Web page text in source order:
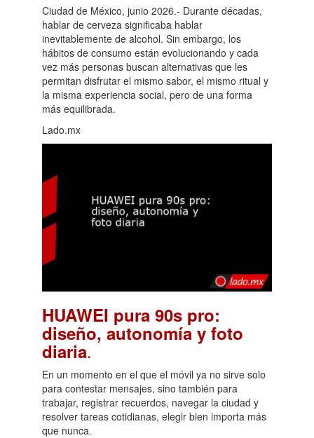
Ciudad de México, junio 2026.- Durante décadas,
hablar de cerveza significaba hablar
inevitablemente de alcohol. Sin embargo, los
hábitos de consumo están evolucionando y cada
vez más personas buscan alternativas que les
permitan disfrutar el mismo sabor, el mismo ritual y
la misma experiencia social, pero de una forma
más equilibrada.
Lado.mx
HUAWEI pura 90s pro:
diseño, autonomía y foto
diaria.
En un momento en el que el móvil ya no sirve solo
para contestar mensajes, sino también para
trabajar, registrar recuerdos, navegar la ciudad y
resolver tareas cotidianas, elegir bien importa más
que nunca.